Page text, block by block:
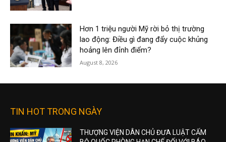
Hơn 1 triệu người Mỹ rời bỏ thị trường
lao động: Điều gì đang đẩy cuộc khủng
hoảng lên đỉnh điểm?
August 8, 2026
TIN HOT TRONG NGÀY
THƯỢNG VIỆN DÂN CHỦ ĐƯA LUẬT CẤM